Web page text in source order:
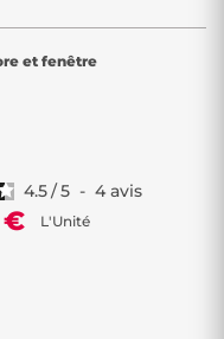
et fenêtre
4.5/5 - 4 avis
€ L'Unité